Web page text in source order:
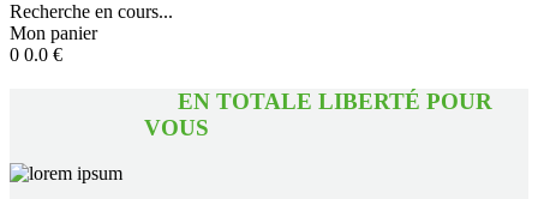
Recherche en cours...
Mon panier
0 0.0 €
EN TOTALE LIBERTÉ POUR
VOUS